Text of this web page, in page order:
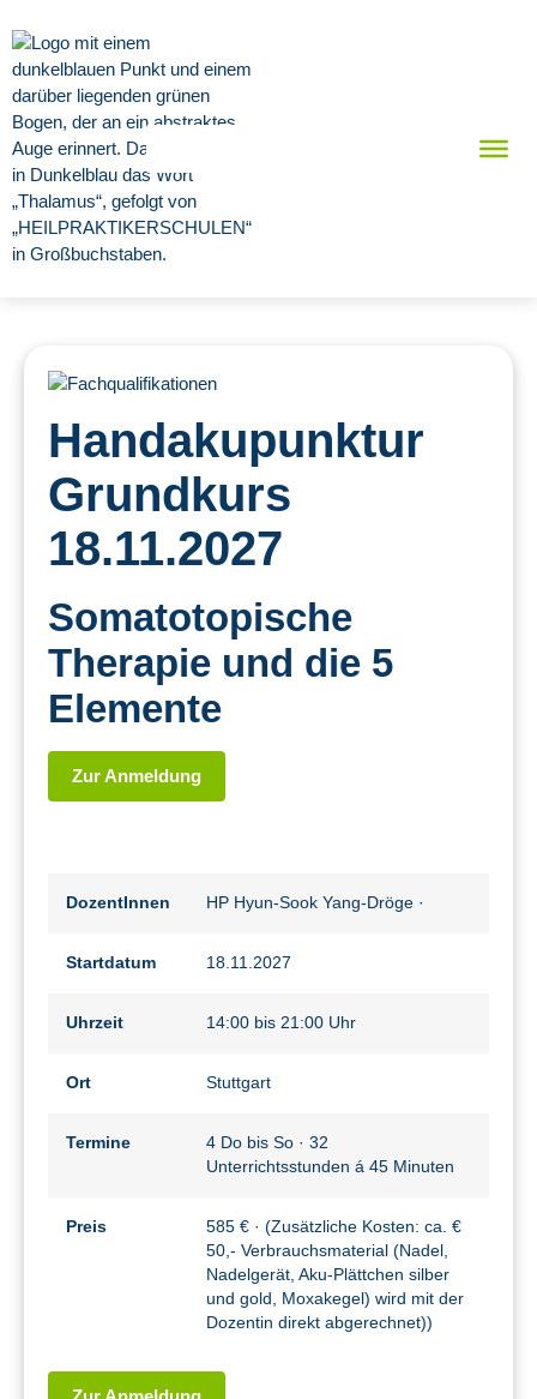
Handakupunktur
Grundkurs
18.11.2027
Somatotopische
Therapie und die 5
Elemente
Zur Anmeldung
DozentInnen HP Hyun-Sook Yang-Dröge ·
Startdatum 18.11.2027
Uhrzeit 14:00 bis 21:00 Uhr
Ort Stuttgart
Termine
4 Do bis So · 32
Unterrichtsstunden á 45 Minuten
Preis
585 € · (Zusätzliche Kosten: ca. €
50,- Verbrauchsmaterial (Nadel,
Nadelgerät, Aku-Plättchen silber
und gold, Moxakegel) wird mit der
Dozentin direkt abgerechnet))